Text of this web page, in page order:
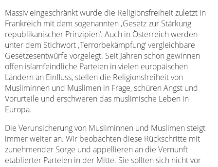
Massiv eingeschränkt wurde die Religionsfreiheit zuletzt in
Frankreich mit dem sogenannten ‚Gesetz zur Stärkung
republikanischer Prinzipien‘. Auch in Österreich werden
unter dem Stichwort ‚Terrorbekämpfung‘ vergleichbare
Gesetzesentwürfe vorgelegt. Seit Jahren schon gewinnen
offen islamfeindliche Parteien in vielen europäischen
Ländern an Einfluss, stellen die Religionsfreiheit von
Musliminnen und Muslimen in Frage, schüren Angst und
Vorurteile und erschweren das muslimische Leben in
Europa.
Die Verunsicherung von Musliminnen und Muslimen steigt
immer weiter an. Wir beobachten diese Rückschritte mit
zunehmender Sorge und appellieren an die Vernunft
etablierter Parteien in der Mitte. Sie sollten sich nicht vor